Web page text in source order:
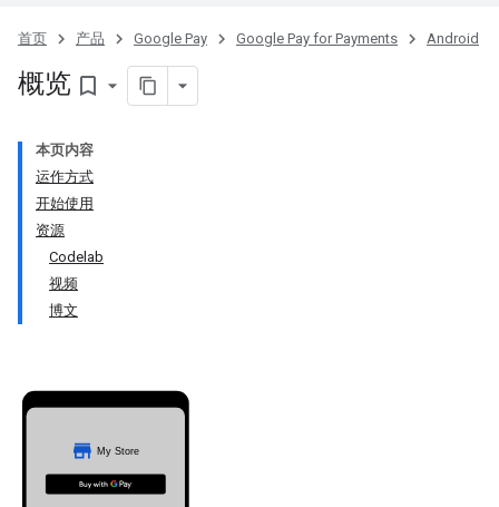
首页 产品 Google Pay Google Pay for Payments Android
概览 bookmark_border
本页内容
运作方式
开始使用
资源
Codelab
视频
博文